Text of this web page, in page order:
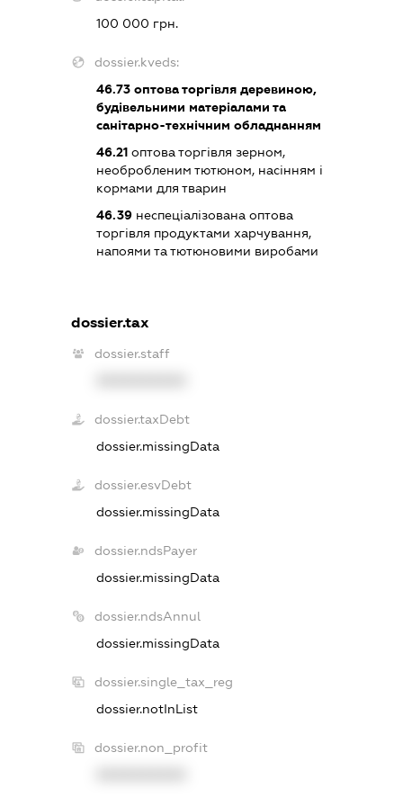
100 000 грн.
dossier.kveds:
46.73 оптова торгівля деревиною,
будівельними матеріалами та
санітарно-технічним обладнанням
46.21 оптова торгівля зерном,
необробленим тютюном, насінням і
кормами для тварин
46.39 неспеціалізована оптова
торгівля продуктами харчування,
напоями та тютюновими виробами
dossier.tax
dossier.staff
dossier.taxDebt
dossier.missingData
dossier.esvDebt
dossier.missingData
dossier.ndsPayer
dossier.missingData
dossier.ndsAnnul
dossier.missingData
dossier.single_tax_reg
dossier.notInList
dossier.non_profit